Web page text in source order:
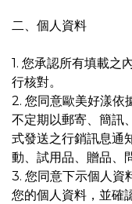
二、個人資料
1. 您承認所有填載之
行核對。
2. 您同意歐美好漾依
不定期以郵寄、簡訊
式發送之行銷訊息通
動、試用品、贈品、
3. 您同意下示個人資
您的個人資料，並確